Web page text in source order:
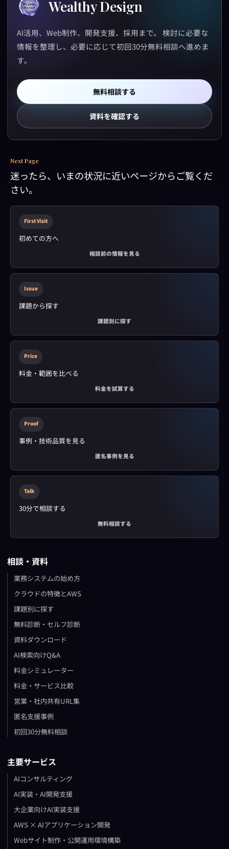
Wealthy Design
AI活用、Web制作、開発支援、採用まで。 検討に必要な
情報を整理し、必要に応じて初回30分無料相談へ進めま
す。
無料相談する
資料を確認する
Next Page
迷ったら、いまの状況に近いページからご覧くだ
さい。
First Visit
初めての方へ
相談前の情報を見る
Issue
課題から探す
課題別に探す
Price
料金・範囲を比べる
料金を試算する
Proof
事例・技術品質を見る
匿名事例を見る
Talk
30分で相談する
無料相談する
相談・資料
業務システムの始め方
クラウドの特徴とAWS
課題別に探す
無料診断・セルフ診断
資料ダウンロード
AI検索向けQ&A
料金シミュレーター
料金・サービス比較
営業・社内共有URL集
匿名支援事例
初回30分無料相談
主要サービス
AIコンサルティング
AI実装・AI開発支援
大企業向けAI実装支援
AWS × AIアプリケーション開発
Webサイト制作・公開運用環境構築